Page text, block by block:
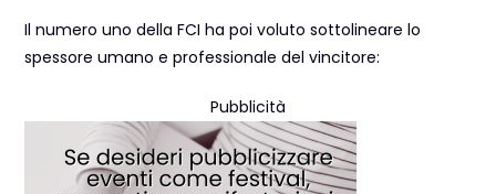
Il numero uno della FCI ha poi voluto sottolineare lo
spessore umano e professionale del vincitore:
Pubblicità